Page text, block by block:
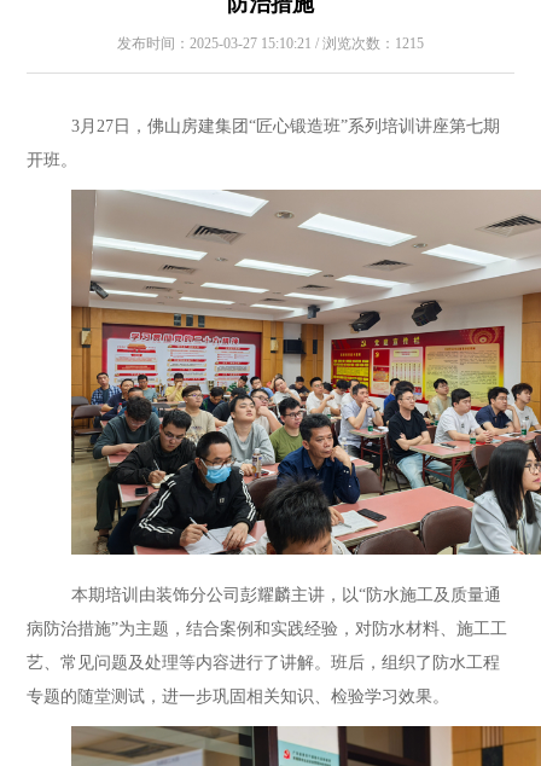
发布时间：2025-03-27 15:10:21 / 浏览次数：1215
3月27日，佛山房建集团“匠心锻造班”系列培训讲座第七期
开班。
本期培训由装饰分公司彭耀麟主讲，以“防水施工及质量通
病防治措施”为主题，结合案例和实践经验，对防水材料、施工工
艺、常见问题及处理等内容进行了讲解。班后，组织了防水工程
专题的随堂测试，进一步巩固相关知识、检验学习效果。